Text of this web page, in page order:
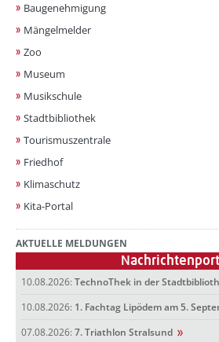
Baugenehmigung
Mängelmelder
Zoo
Museum
Musikschule
Stadtbibliothek
Tourismuszentrale
Friedhof
Klimaschutz
Kita-Portal
AKTUELLE MELDUNGEN
10.08.2026: TechnoThek in der
10.08.2026: 1. Fachtag Lipödem am 5.
07.08.2026: 7. Triathlon Stralsund